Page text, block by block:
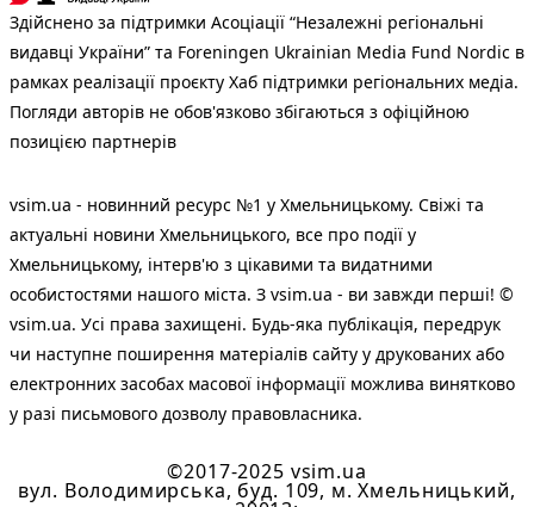
Здійснено за підтримки Асоціації “Незалежні регіональні
видавці України” та Foreningen Ukrainian Media Fund Nordic в
рамках реалізації проєкту Хаб підтримки регіональних медіа.
Погляди авторів не обов'язково збігаються з офіційною
позицією партнерів
vsim.ua - новинний ресурс №1 у Хмельницькому. Свіжі та
актуальні новини Хмельницького, все про події у
Хмельницькому, інтерв'ю з цікавими та видатними
особистостями нашого міста. З vsim.ua - ви завжди перші! ©
vsim.ua. Усі права захищені. Будь-яка публiкацiя, передрук
чи наступне поширення матеріалів сайту у друкованих або
електронних засобах масової інформації можлива винятково
у разі письмового дозволу правовласника.
©2017-2025 vsim.ua
вул. Володимирська, буд. 109, м. Хмельницький,